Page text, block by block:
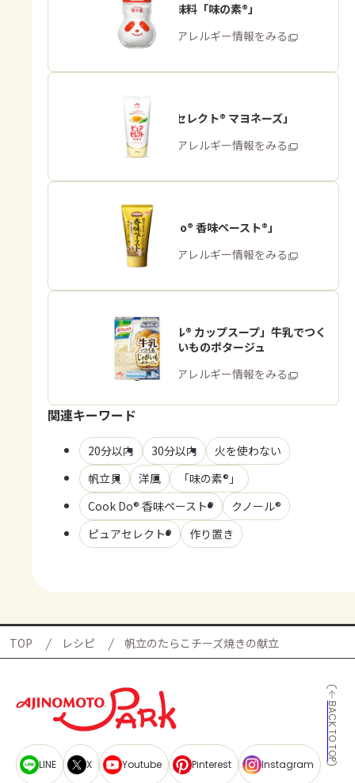
うま味調味料「味の素®」
商品・アレルギー情報をみる
「ピュアセレクト® マヨネーズ」
商品・アレルギー情報をみる
「Cook Do® 香味ペースト®」
商品・アレルギー情報をみる
「クノール® カップスープ」牛乳でつく
る じゃがいものポタージュ
商品・アレルギー情報をみる
関連キーワード
20分以内 30分以内
火を使わない
帆立貝
洋風
「味の素®」
Cook Do® 香味ペースト®
クノール®
ピュアセレクト®
作り置き
TOP レシピ 帆立のたらこチーズ焼きの献立
BACK TO TOP
LINE X Youtube Pinterest Instagram